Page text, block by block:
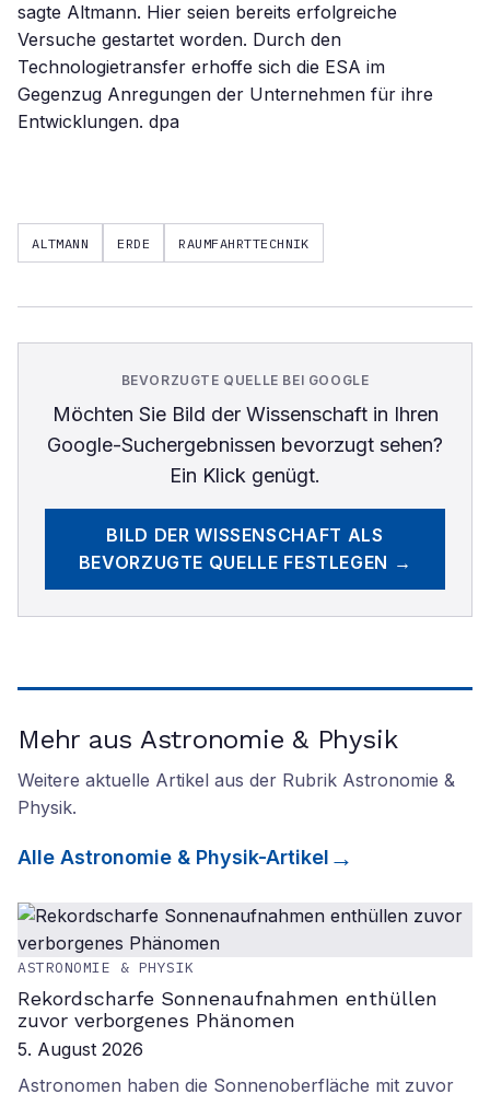
sagte Altmann. Hier seien bereits erfolgreiche
Versuche gestartet worden. Durch den
Technologietransfer erhoffe sich die ESA im
Gegenzug Anregungen der Unternehmen für ihre
Entwicklungen. dpa
ALTMANN ERDE RAUMFAHRTTECHNIK
BEVORZUGTE QUELLE BEI GOOGLE
Möchten Sie Bild der Wissenschaftin Ihren
Google-Suchergebnissen bevorzugt sehen?
Ein Klick genügt.
BILD DER WISSENSCHAFT ALS
BEVORZUGTE QUELLE FESTLEGEN →
Mehr aus Astronomie & Physik
Weitere aktuelle Artikel aus der Rubrik Astronomie &
Physik.
Alle Astronomie & Physik-Artikel
ASTRONOMIE & PHYSIK
Rekordscharfe Sonnenaufnahmen enthüllen
zuvor verborgenes Phänomen
5. August 2026
Astronomen haben die Sonnenoberfläche mit zuvor